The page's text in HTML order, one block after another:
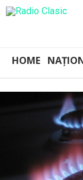
HOME